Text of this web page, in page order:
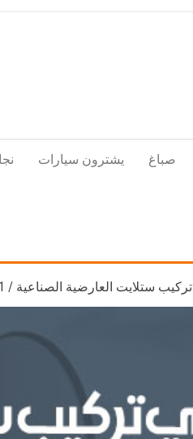
يشترون سيارات صباغ
تركيب ستلايت العارضية الصناعية / 65651441 / فني تركيب وصيانة ستلايت هندي